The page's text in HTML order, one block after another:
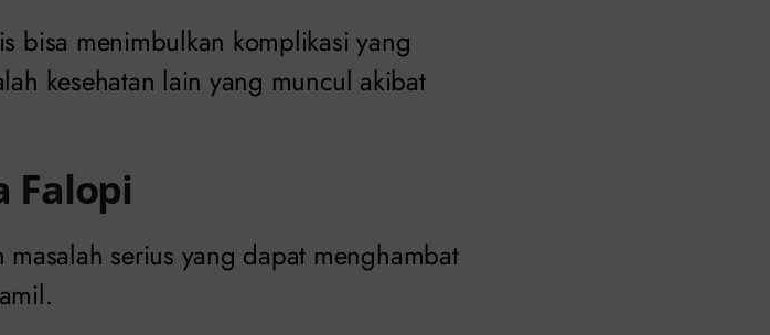
bisa menimbulkan komplikasi yang
kesehatan lain yang muncul akibat
Falopi
serius yang dapat menghambat